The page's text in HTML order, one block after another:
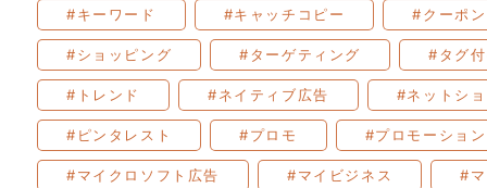
#キーワード #キャッチコピー #クーポン
#ショッピング #ターゲティング #タグ
#トレンド #ネイティブ広告 #ネットシ
#ピンタレスト #プロモ #プロモーション
#マイクロソフト広告 #マイビジネス #